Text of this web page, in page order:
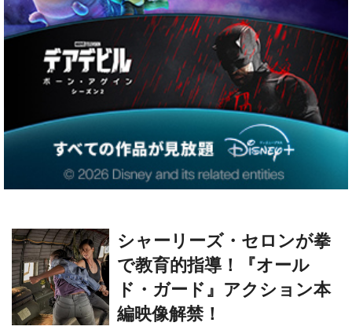
シャーリーズ・セロンが拳
で教育的指導！『オール
ド・ガード』アクション本
編映像解禁！